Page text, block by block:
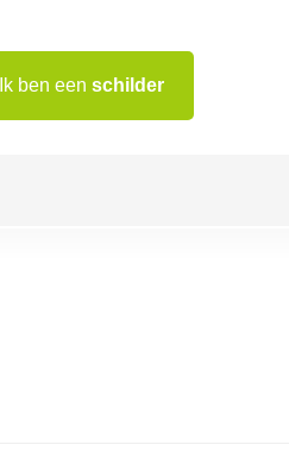
Ik ben een schilder